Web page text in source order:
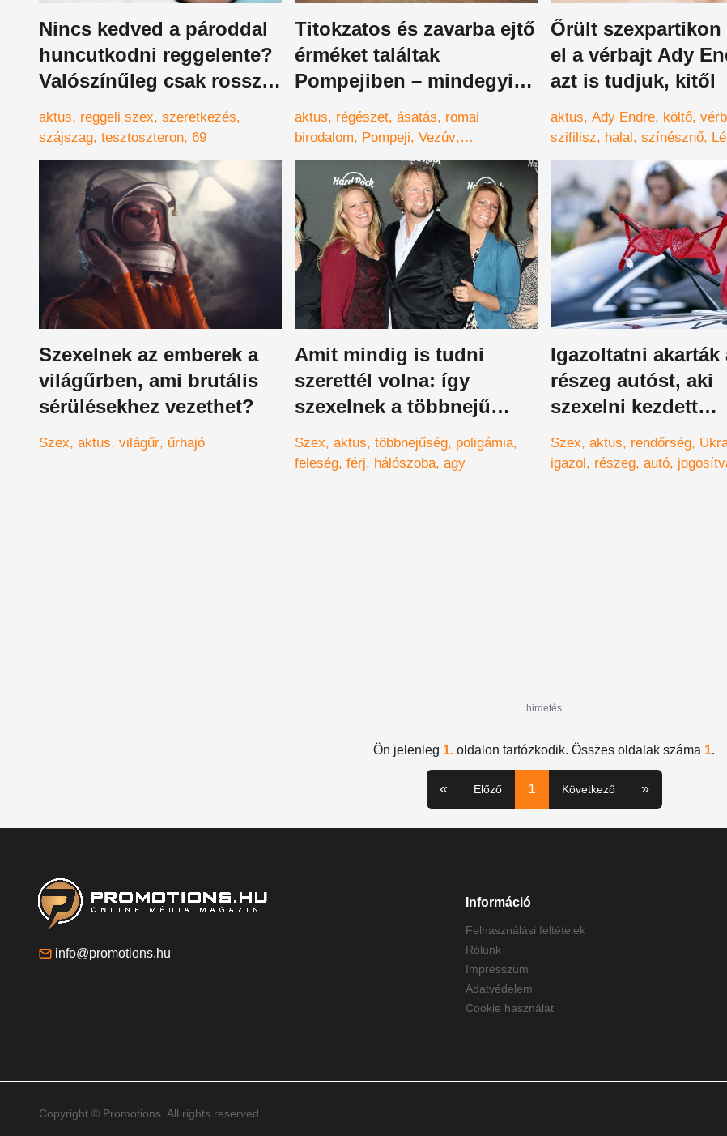
Nincs kedved a pároddal
huncutkodni reggelente?
Valószínűleg csak rosszul
csináltad eddig
aktus reggeli szex szeretkezés
szájszag tesztoszteron 69
Titokzatos és zavarba ejtő
érméket találtak
Pompejiben – mindegyik
obszcén szexuális aktust
ábrázol
aktus régészet ásatás
romai
birodalom
Pompeji Vezúv
vulkánkitörés katasztrófa érmek
bordélyház
Őrült szexpartikon
el a vérbajt Ady
azt is tudjuk, kitől
aktus Ady Endre költő
szifilisz
halal színésznő
Szexelnek az emberek a
világűrben, ami brutális
sérülésekhez vezethet?
Szex aktus világűr űrhajó
Amit mindig is tudni
szerettél volna: így
szexelnek a többnejű
házasságokban
Szex aktus többnejűség poligámia
feleség férj hálószoba agy
Igazoltatni akarták
részeg autóst, aki
szexelni kezdett
utastársával –
Szex aktus rendőrség
igazol
részeg autó
hirdetés
Ön jelenleg 1. oldalon tartózkodik. Összes oldalak száma 1.
« Előző 1 Következő »
info@promotions.hu
Információ
Felhasználási feltételek
Rólunk
Impresszum
Adatvédelem
Cookie használat
Copyright © Promotions. All rights reserved